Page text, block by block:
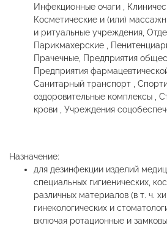
Инфекционные очаги ,
Косметические и (или)
и ритуальные учреждения,
Парикмахерские ,
Прачечные, Предприятия
Предприятия
Санитарный транспорт ,
оздоровительные комплексы ,
крови , Учреждения
Назначение:
для дезинфекции изделий
специальных гигиенических,
различных материалов (в т. ч.
гинекологических и
включая ротационные и